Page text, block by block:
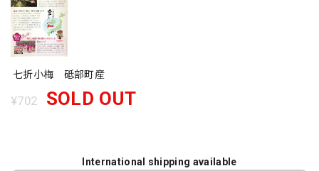
七折小梅 砥部町産
¥702 SOLD OUT
International shipping available